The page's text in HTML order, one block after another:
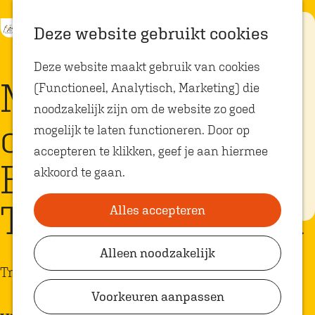
Deze website gebruikt cookies
Deze website maakt gebruik van cookies
(Functioneel, Analytisch, Marketing) die
noodzakelijk zijn om de website zo goed
mogelijk te laten functioneren. Door op
accepteren te klikken, geef je aan hiermee
akkoord te gaan.
Alles accepteren
Alleen noodzakelijk
Voorkeuren aanpassen
n
a
a
r
e
h
o
e
K
a
r
t
Z
e
k
e
n
e
n
u
Eten met
Op zoek naar
kindvriendelijke
restaurants in
Oosterhout? In
Oosterhout vind
je volop plekken
waar je gezellig
en lekker kunt
kindvriendelijke
eetadresjes.
Plan je bezoek
VVV Shop
VVV Oosterhout
Muziek | Coming
on Strong Onze
Earring bij
Theater de Bussel
Tribute